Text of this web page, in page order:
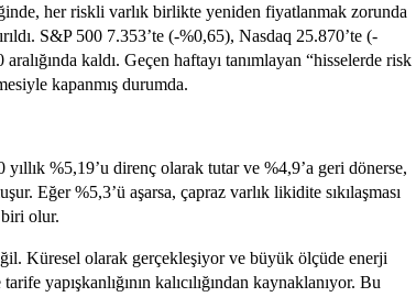
her riskli varlık birlikte yeniden fiyatlanmak zorunda
S&P 500 7.353’te (-%0,65), Nasdaq 25.870’te (-
kaldı. Geçen haftayı tanımlayan “hisselerde risk
kapanmış durumda.
%5,19’u direnç olarak tutar ve %4,9’a geri dönerse,
Eğer %5,3’ü aşarsa, çapraz varlık likidite sıkılaşması
olur.
Küresel olarak gerçekleşiyor ve büyük ölçüde enerji
yapışkanlığının kalıcılığından kaynaklanıyor. Bu